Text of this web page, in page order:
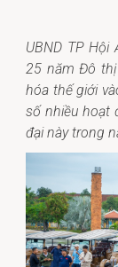
UBND TP
25 năm Đô thị
hóa thế giới
số nhiều hoạt
đại này trong